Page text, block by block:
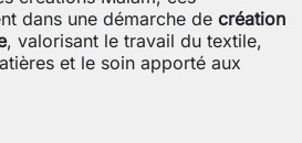
dans une démarche de création
, valorisant le travail du textile,
et le soin apporté aux